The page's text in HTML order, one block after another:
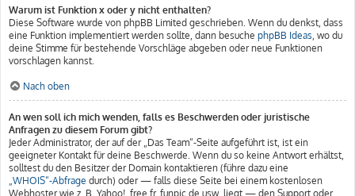
Warum ist Funktion x oder y nicht enthalten?
Diese Software wurde von phpBB Limited geschrieben. Wenn du denkst, dass
eine Funktion implementiert werden sollte, dann besuche phpBB Ideas , wo du
deine Stimme für bestehende Vorschläge abgeben oder neue Funktionen
vorschlagen kannst.
Nach oben
An wen soll ich mich wenden, falls es Beschwerden oder juristische
Anfragen zu diesem Forum gibt?
Jeder Administrator, der auf der „Das Team“-Seite aufgeführt ist, ist ein
geeigneter Kontakt für deine Beschwerde. Wenn du so keine Antwort erhältst,
solltest du den Besitzer der Domain kontaktieren (führe dazu eine
„WHOIS“-Abfrage durch) oder — falls diese Seite bei einem kostenlosen
Webhoster wie z. B. Yahoo!, free.fr, funpic.de usw. liegt — den Support oder